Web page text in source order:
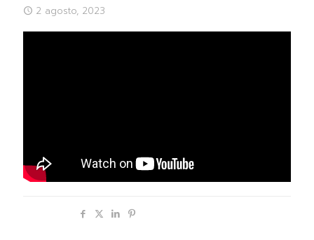
2 agosto, 2023